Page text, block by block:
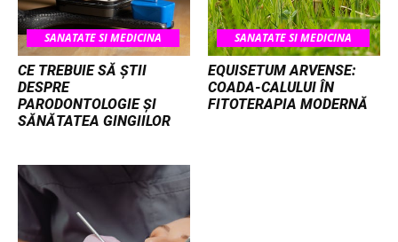
SANATATE SI MEDICINA
CE TREBUIE SĂ ȘTII
DESPRE
PARODONTOLOGIE ȘI
SĂNĂTATEA GINGIILOR
SANATATE SI MEDICINA
EQUISETUM ARVENSE:
COADA-CALULUI ÎN
FITOTERAPIA MODERNĂ